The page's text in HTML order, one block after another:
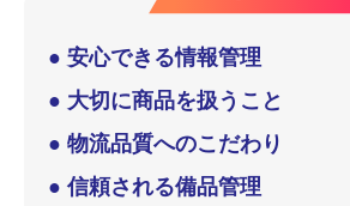
● 安心できる情報管理
● 大切に商品を扱うこと
● 物流品質へのこだわり
● 信頼される備品管理